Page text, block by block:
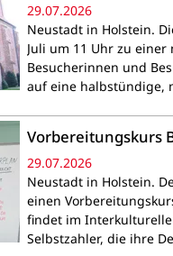
29.07.2026
Neustadt in Holstein.
Juli um 11 Uhr zu
Besucherinnen und
auf eine halbstündige,
Vorbereitungskurs
29.07.2026
Neustadt in Holstein.
einen
findet im
Selbstzahler, die ihre